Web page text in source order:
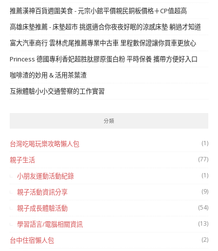
推薦漢神百貨週圍美食 - 元宗小館平價親民銅板價格＋CP值超高
高雄床墊推薦 - 床墊超市 挑選適合你夜夜好眠的涼感床墊 躺過才知道
富大汽車商行 雲林虎尾推薦專業中古車 里程數保證讓你買車更放心
Princess 德國專利香妃超胜肽膠原蛋白粉 平時保養 攜帶方便好入口
咖啡渣的妙用 & 活用茶葉渣
互揪體驗小小交通警察的工作實習
分類
台灣吃喝玩樂攻略懶人包 (1)
親子生活 (77)
小朋友運動活動紀錄 (1)
親子活動資訊分享 (9)
親子成長體驗活動 (54)
學習語言/電腦相關資訊 (13)
台中住宿懶人包 (2)